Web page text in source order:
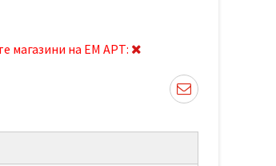
магазини на ЕМ АРТ: